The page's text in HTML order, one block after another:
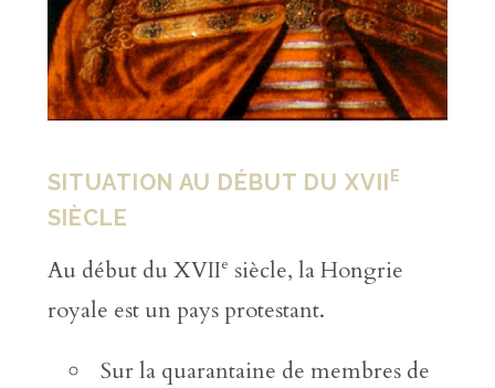
SITUATION AU DÉBUT DU XVII E
SIÈCLE
Au début du XVIIe siècle, la Hongrie
royale est un pays protestant.
Sur la quarantaine de membres de